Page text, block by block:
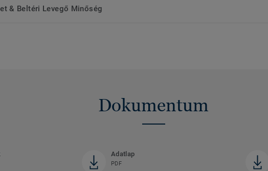
& Beltéri Levegő Minőség
Dokumentum
Adatlap
PDF